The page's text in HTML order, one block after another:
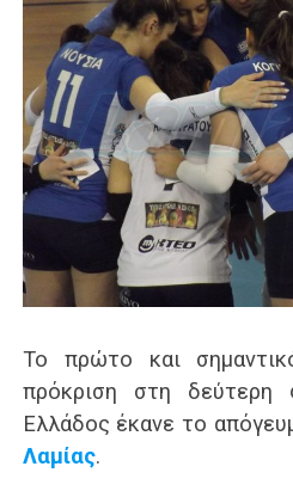
Το πρώτο και
πρόκριση στη
Ελλάδος έκανε το
Λαμίας.